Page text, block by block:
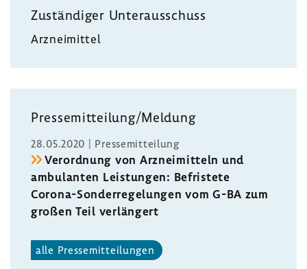
Zustän­diger Unter­aus­schuss
Arznei­mittel
Pres­se­mit­tei­lung/Meldung
28.05.2020 | Pres­se­mit­tei­lung
Verord­nung von Arznei­mit­teln und
ambu­lanten Leis­tungen: Befris­tete
Corona-​Sonderregelungen vom G-BA zum
großen Teil verlän­gert
alle Pres­se­mit­tei­lungen